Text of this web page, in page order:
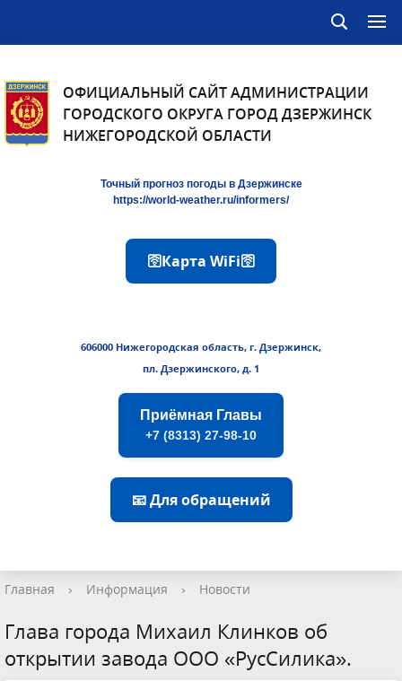
ОФИЦИАЛЬНЫЙ САЙТ АДМИНИСТРАЦИИ
ГОРОДСКОГО ОКРУГА ГОРОД ДЗЕРЖИНСК
НИЖЕГОРОДСКОЙ ОБЛАСТИ
Точный прогноз погоды в Дзержинске
https://world-weather.ru/informers/
🛜Карта WiFi🛜
606000 Нижегородская область, г. Дзержинск,
пл. Дзержинского, д. 1
Приёмная Главы
+7 (8313) 27-98-10
📧 Для обращений
Главная › Информация › Новости
Глава города Михаил Клинков об
открытии завода ООО «РусСилика».